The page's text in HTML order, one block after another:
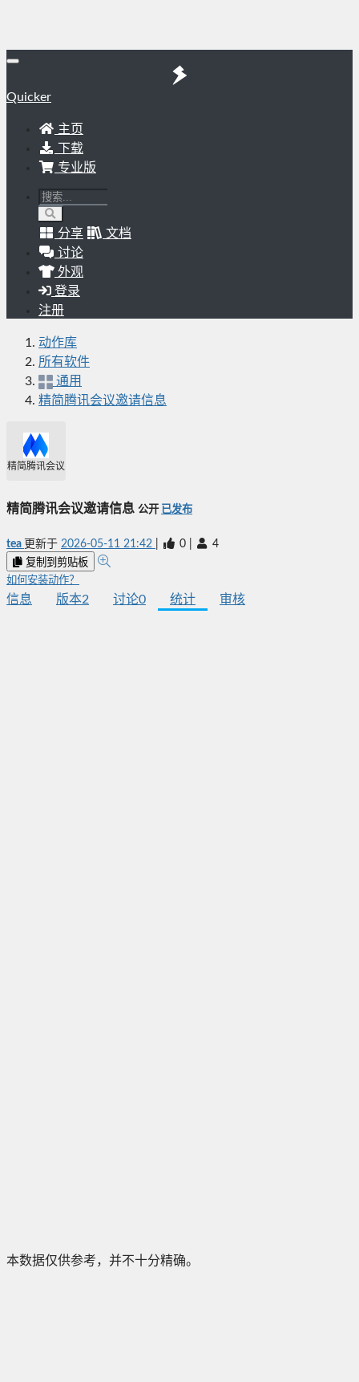
Quicker
主页
下载
专业版
分享
文档
讨论
外观
登录
注册
动作库
所有软件
通用
精简腾讯会议邀请信息
精简腾讯会议邀请信息
精简腾讯会议邀请信息 公开 已发布
tea 更新于 2026-05-11 21:42 0 4
复制到剪贴板
如何安装动作？
信息 版本2 讨论0 统计 审核
本数据仅供参考，并不十分精确。